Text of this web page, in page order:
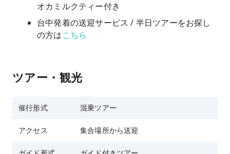
オカミルクティー付き
台中発着の送迎サービス / 半日ツアーをお探し
の方はこちら
ツアー・観光
催行形式 混乗ツアー
アクセス 集合場所から送迎